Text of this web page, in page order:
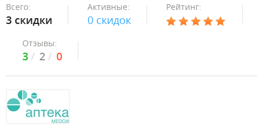
Всего:
3 скидки
Активные:
0 скидок
Рейтинг:
Отзывы:
3 2 0